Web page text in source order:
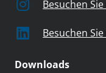
Besuchen
Besuchen
Downloads